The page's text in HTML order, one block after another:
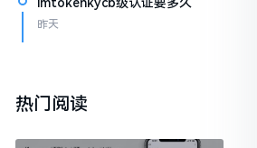
昨天
热门阅读